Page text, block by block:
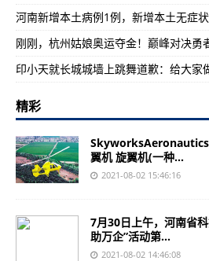
河南新增本土病例1例，新增本土无症
印小天就长城城墙上跳舞道歉：给大家
精彩
SkyworksAeronautics
翼机 旋翼机(一种...
2021-08-02 15:46:16
7月30日上午，河南省
助万企”活动第...
2021-08-02 14:46:08